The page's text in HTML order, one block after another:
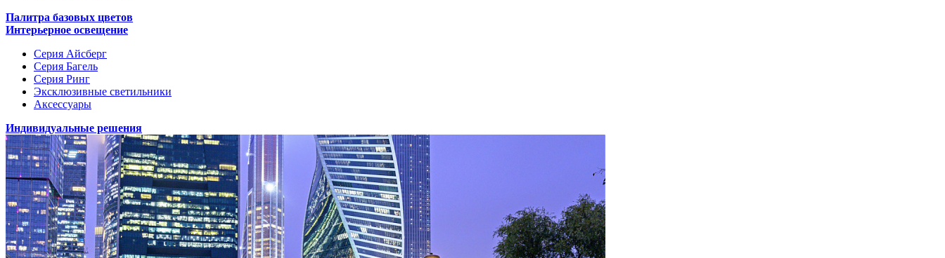
Палитра базовых цветов
Интерьерное освещение
Серия Айсберг
Серия Багель
Серия Ринг
Эксклюзивные светильники
Аксессуары
Индивидуальные решения